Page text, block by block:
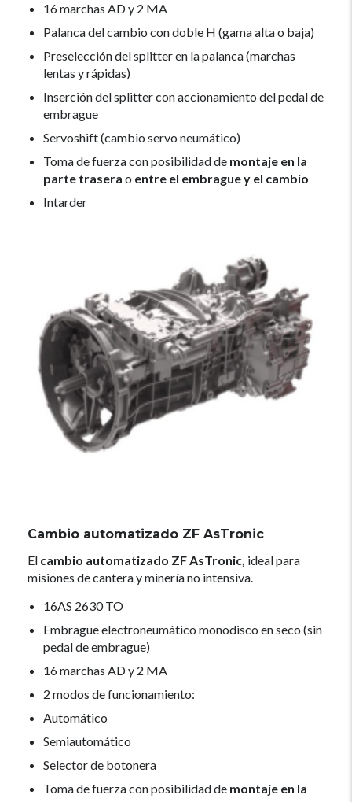
16 marchas AD y 2 MA
Palanca del cambio con doble H (gama alta o baja)
Preselección del splitter en la palanca (marchas
lentas y rápidas)
Inserción del splitter con accionamiento del pedal de
embrague
Servoshift (cambio servo neumático)
Toma de fuerza con posibilidad de montaje en la
parte trasera o entre el embrague y el cambio
Intarder
Cambio automatizado ZF AsTronic
El cambio automatizado ZF AsTronic, ideal para
misiones de cantera y minería no intensiva.
16AS 2630 TO
Embrague electroneumático monodisco en seco (sin
pedal de embrague)
16 marchas AD y 2 MA
2 modos de funcionamiento:
Automático
Semiautomático
Selector de botonera
Toma de fuerza con posibilidad de montaje en la